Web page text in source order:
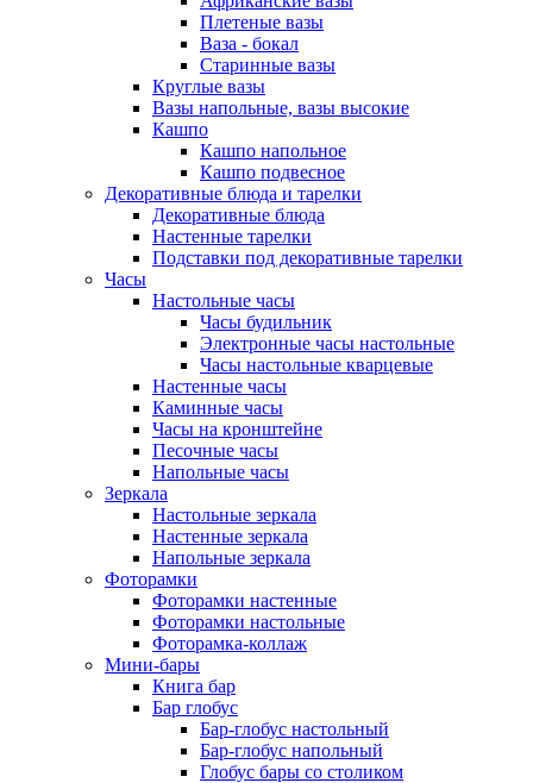
Плетеные вазы
Ваза - бокал
Старинные вазы
Круглые вазы
Вазы напольные, вазы высокие
Кашпо
Кашпо напольное
Кашпо подвесное
Декоративные блюда и тарелки
Декоративные блюда
Настенные тарелки
Подставки под декоративные тарелки
Часы
Настольные часы
Часы будильник
Электронные часы настольные
Часы настольные кварцевые
Настенные часы
Каминные часы
Часы на кронштейне
Песочные часы
Напольные часы
Зеркала
Настольные зеркала
Настенные зеркала
Напольные зеркала
Фоторамки
Фоторамки настенные
Фоторамки настольные
Фоторамка-коллаж
Мини-бары
Книга бар
Бар глобус
Бар-глобус настольный
Бар-глобус напольный
Глобус бары со столиком